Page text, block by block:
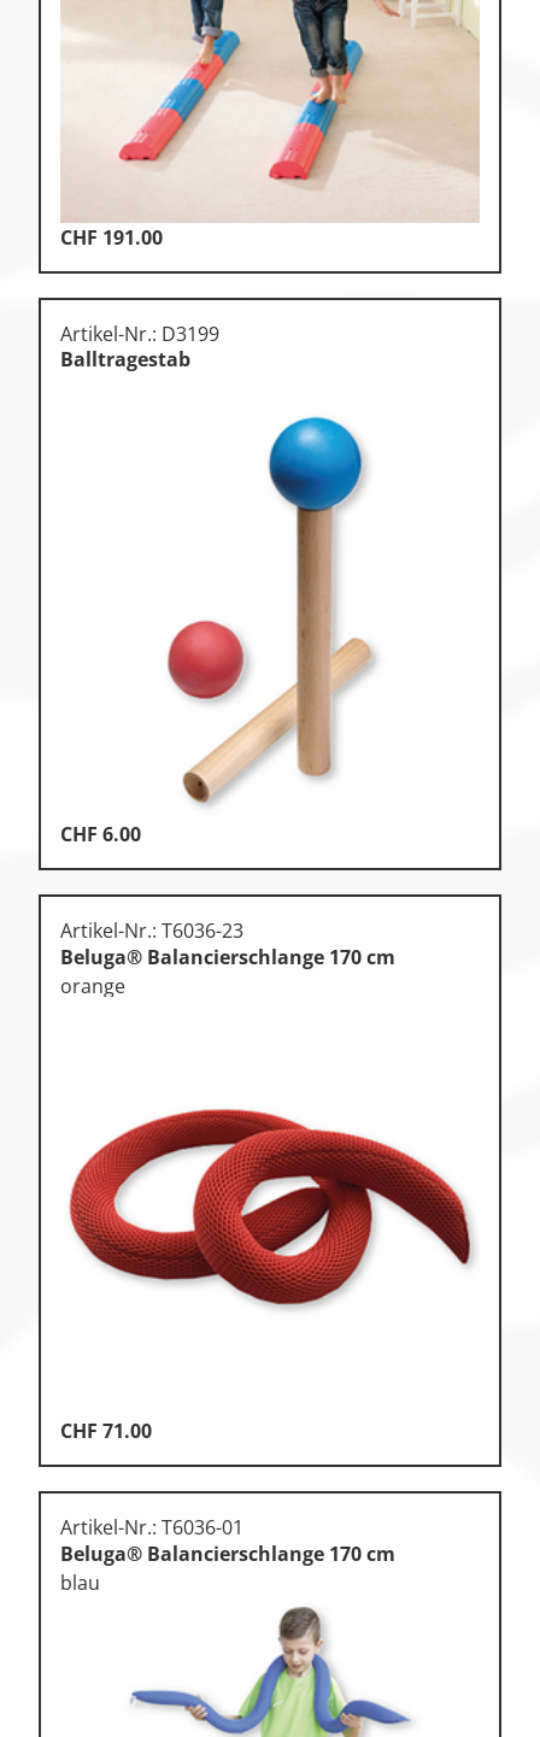
CHF 191.00
Artikel-Nr.: D3199
Balltragestab
CHF 6.00
Artikel-Nr.: T6036-23
Beluga® Balancierschlange 170 cm
orange
CHF 71.00
Artikel-Nr.: T6036-01
Beluga® Balancierschlange 170 cm
blau